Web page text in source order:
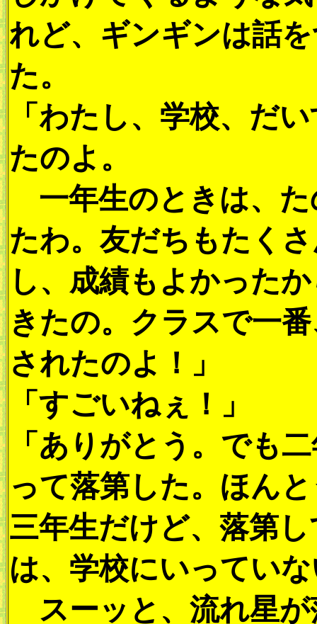
れど、ギンギンは話
た。
「わたし、学校、だ
たのよ。
一年生のときは、た
たわ。友だちもたく
し、成績もよかった
きたの。クラスで一
されたのよ！」
「すごいねぇ！」
「ありがとう。でも
って落第した。ほん
三年生だけど、落第
は、学校にいってい
スーッと、流れ星が